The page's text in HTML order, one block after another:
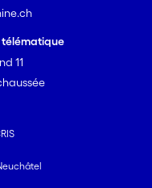
télématique
11